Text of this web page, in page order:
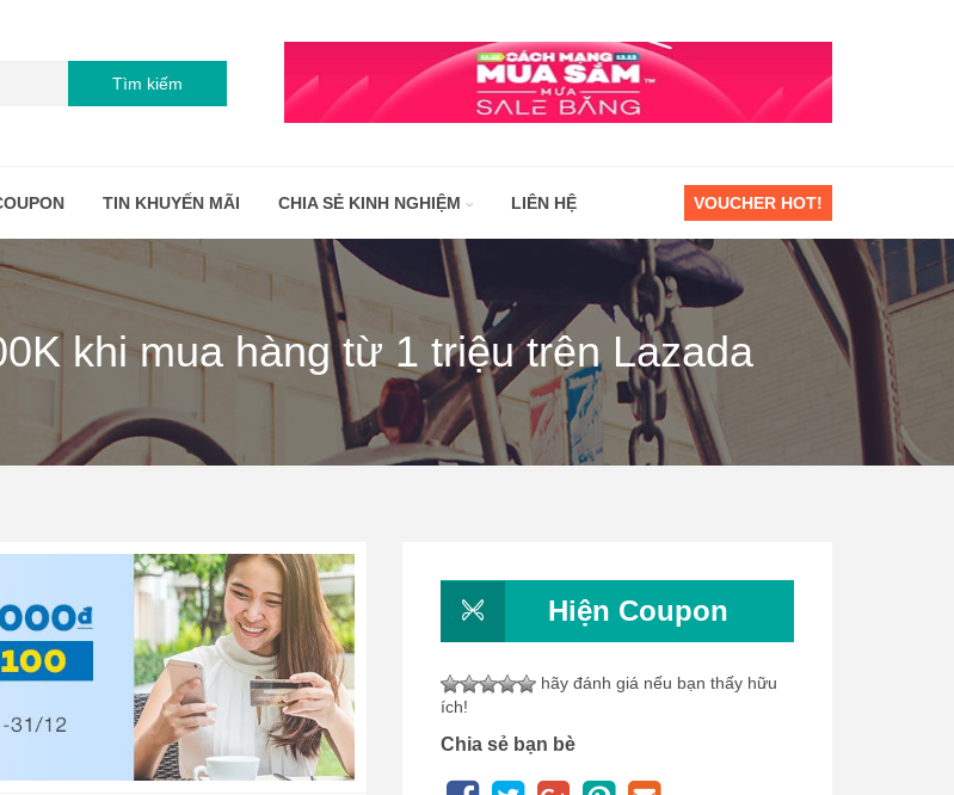
Tìm kiếm
TIN KHUYẾN MÃI CHIA SẺ KINH NGHIỆM LIÊN HỆ VOUCHER HOT!
khi mua hàng từ 1 triệu trên Lazada
Hiện Coupon
hãy đánh giá nếu bạn thấy hữu
ích!
Chia sẻ bạn bè